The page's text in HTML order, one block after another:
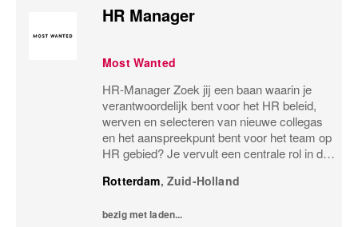
HR Manager
Most Wanted
HR-Manager Zoek jij een baan waarin je
verantwoordelijk bent voor het HR beleid,
werven en selecteren van nieuwe collegas
en het aanspreekpunt bent voor het team op
HR gebied? Je vervult een centrale rol in de
verantwoordelijk voor het waarborgen van
Rotterdam, Zuid-Holland
bezig met laden...